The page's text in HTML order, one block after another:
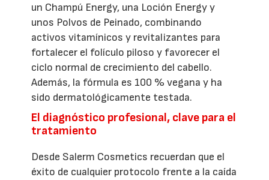
un Champú Energy, una Loción Energy y
unos Polvos de Peinado, combinando
activos vitamínicos y revitalizantes para
fortalecer el folículo piloso y favorecer el
ciclo normal de crecimiento del cabello.
Además, la fórmula es 100 % vegana y ha
sido dermatológicamente testada.
El diagnóstico profesional, clave para el
tratamiento
Desde Salerm Cosmetics recuerdan que el
éxito de cualquier protocolo frente a la caída